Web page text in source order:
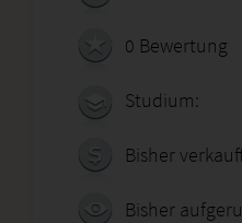
0 Bewertung
Studium:
Bisher
Bisher